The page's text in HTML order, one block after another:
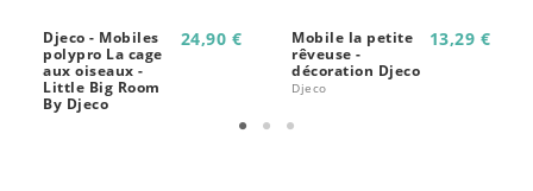
Djeco - Mobiles
polypro La cage
aux oiseaux -
Little Big Room
By Djeco
24,90 €
Mobile la petite
rêveuse -
décoration Djeco
Djeco
13,29 €